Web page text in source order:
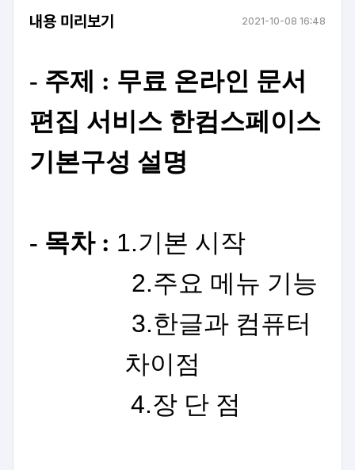
내용 미리보기 2021-10-08 16:48
- 주제 : 무료 온라인 문서
편집 서비스 한컴스페이스
기본구성 설명
- 목차 : 1.기본 시작
2.주요 메뉴 기능
3.한글과 컴퓨터
차이점
4.장 단 점